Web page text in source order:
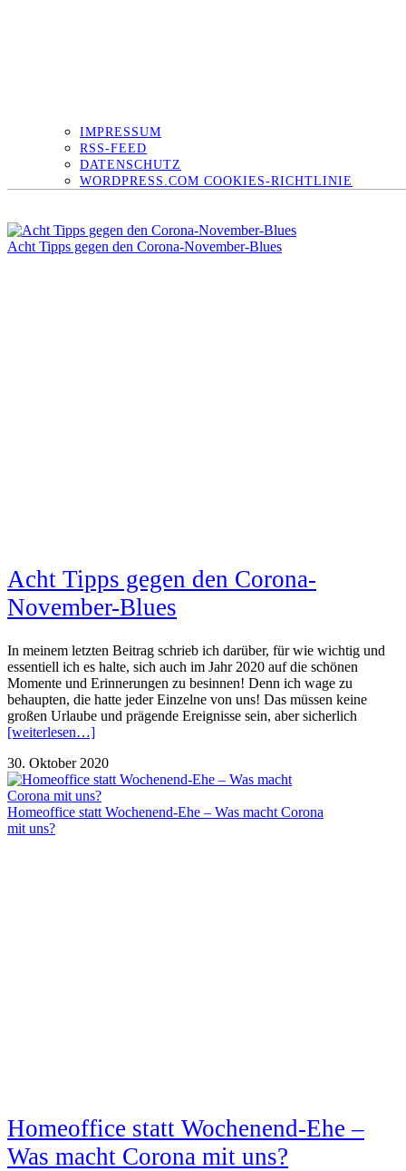
IMPRESSUM
RSS-FEED
DATENSCHUTZ
WORDPRESS.COM COOKIES-RICHTLINIE
Acht Tipps gegen den Corona-November-Blues
Acht Tipps gegen den Corona-
November-Blues
In meinem letzten Beitrag schrieb ich darüber, für wie wichtig und
essentiell ich es halte, sich auch im Jahr 2020 auf die schönen
Momente und Erinnerungen zu besinnen! Denn ich wage zu
behaupten, die hatte jeder Einzelne von uns! Das müssen keine
großen Urlaube und prägende Ereignisse sein, aber sicherlich
[weiterlesen…]
30. Oktober 2020
Homeoffice statt Wochenend-Ehe – Was macht Corona
mit uns?
Homeoffice statt Wochenend-Ehe –
Was macht Corona mit uns?